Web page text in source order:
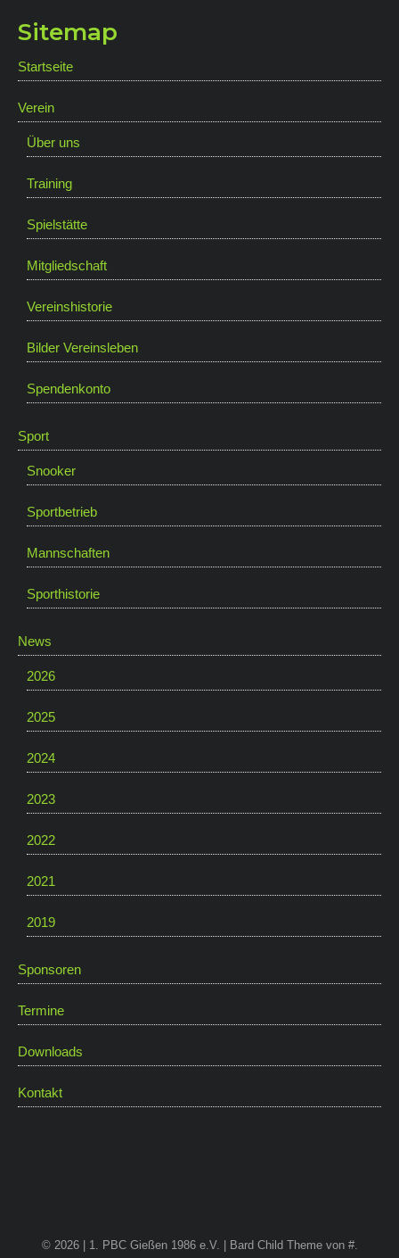
Sitemap
Startseite
Verein
Über uns
Training
Spielstätte
Mitgliedschaft
Vereinshistorie
Bilder Vereinsleben
Spendenkonto
Sport
Snooker
Sportbetrieb
Mannschaften
Sporthistorie
News
2026
2025
2024
2023
2022
2021
2019
Sponsoren
Termine
Downloads
Kontakt
© 2026 | 1. PBC Gießen 1986 e.V. | Bard Child Theme von #.